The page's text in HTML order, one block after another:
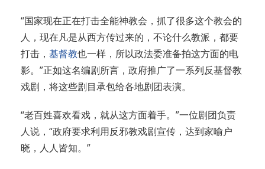
“国家现在正在打击全能神教会，抓了很多这个教会的
人，现在凡是从西方传过来的，不论什么教派，都要
打击， 基督教也一样，所以政法委准备拍这方面的电
影。”正如这名编剧所言，政府推广了一系列反基督教
戏剧，将这些剧目承包给各地剧团表演。
“老百姓喜欢看戏，就从这方面着手。”一位剧团负责
人说，“政府要求利用反邪教戏剧宣传，达到家喻户
晓，人人皆知。”